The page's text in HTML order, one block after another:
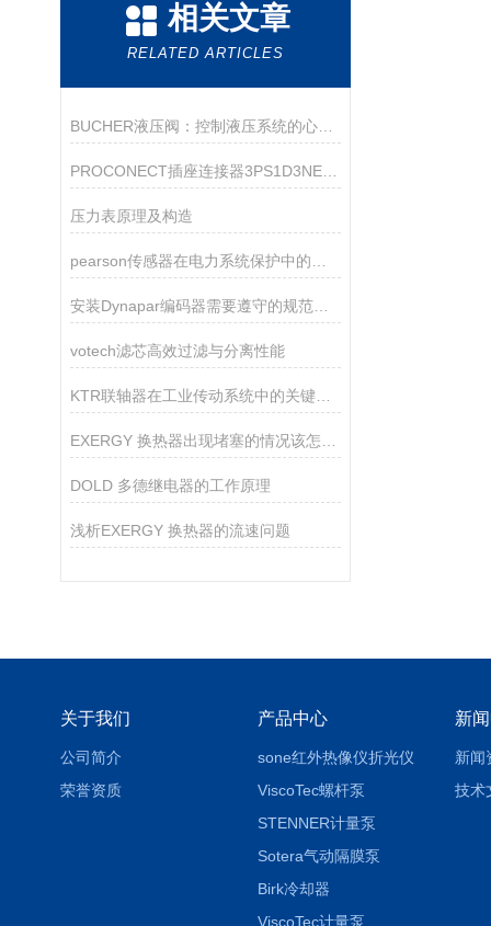
相关文章
RELATED ARTICLES
BUCHER液压阀：控制液压系统的心脏！
PROCONECT插座连接器3PS1D3NE01选购指南
压力表原理及构造
安装Dynapar编码器需要遵守的规范如下
votech滤芯高效过滤与分离性能
KTR联轴器在工业传动系统中的关键作用
DOLD 多德继电器的工作原理
浅析EXERGY 换热器的流速问题
关于我们
公司简介
荣誉资质
产品中心
sone红外热像仪折光仪
ViscoTec螺杆泵
STENNER计量泵
Sotera气动隔膜泵
Birk冷却器
ViscoTec计量泵
新
新闻
技术